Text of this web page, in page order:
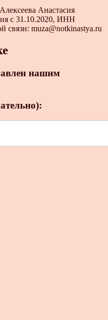
Алексеева Анастасия
с 31.10.2020, ИНН
связи: muza@notkinastya.ru
нашим